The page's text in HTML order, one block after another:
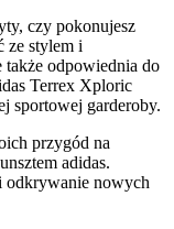
czy pokonujesz
ze stylem i
także odpowiednia do
Terrex Xploric
sportowej garderoby.
przygód na
adidas.
odkrywanie nowych